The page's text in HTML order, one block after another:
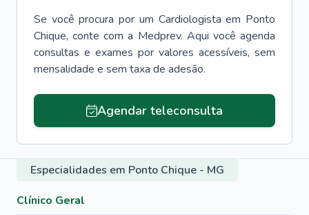
Se você procura por um Cardiologista em Ponto
Chique, conte com a Medprev. Aqui você agenda
consultas e exames por valores acessíveis, sem
mensalidade e sem taxa de adesão.
Agendar teleconsulta
Especialidades em Ponto Chique - MG
Clínico Geral